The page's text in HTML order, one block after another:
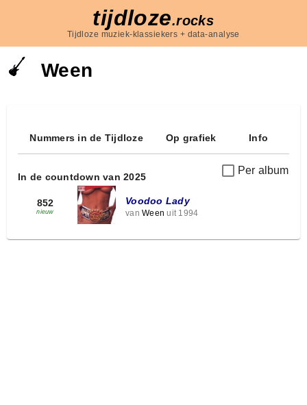
tijdloze.rocks
Tijdloze muziek-klassiekers + data-analyse
Ween
Nummers in de Tijdloze Op grafiek Info
Per album
In de countdown van 2025
852
nieuw
Voodoo Lady
van Ween uit 1994